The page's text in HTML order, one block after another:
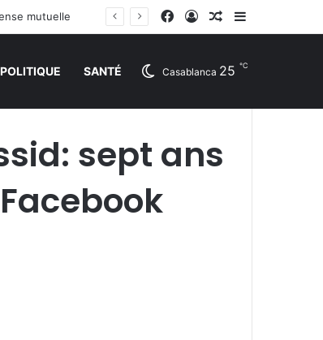
mutuelle Facebook
Connexion
Article Aléatoire
Sidebar
POLITIQUE SANTÉ Casablanca 25 ℃
sept ans